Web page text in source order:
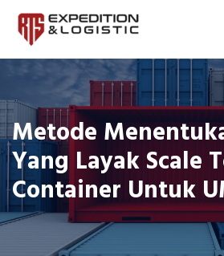
Metode
Yang Layak Scale
Container Untuk